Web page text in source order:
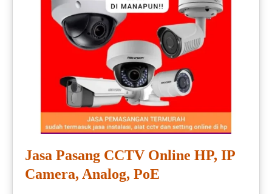
Jasa Pasang CCTV Online HP, IP
Camera, Analog, PoE